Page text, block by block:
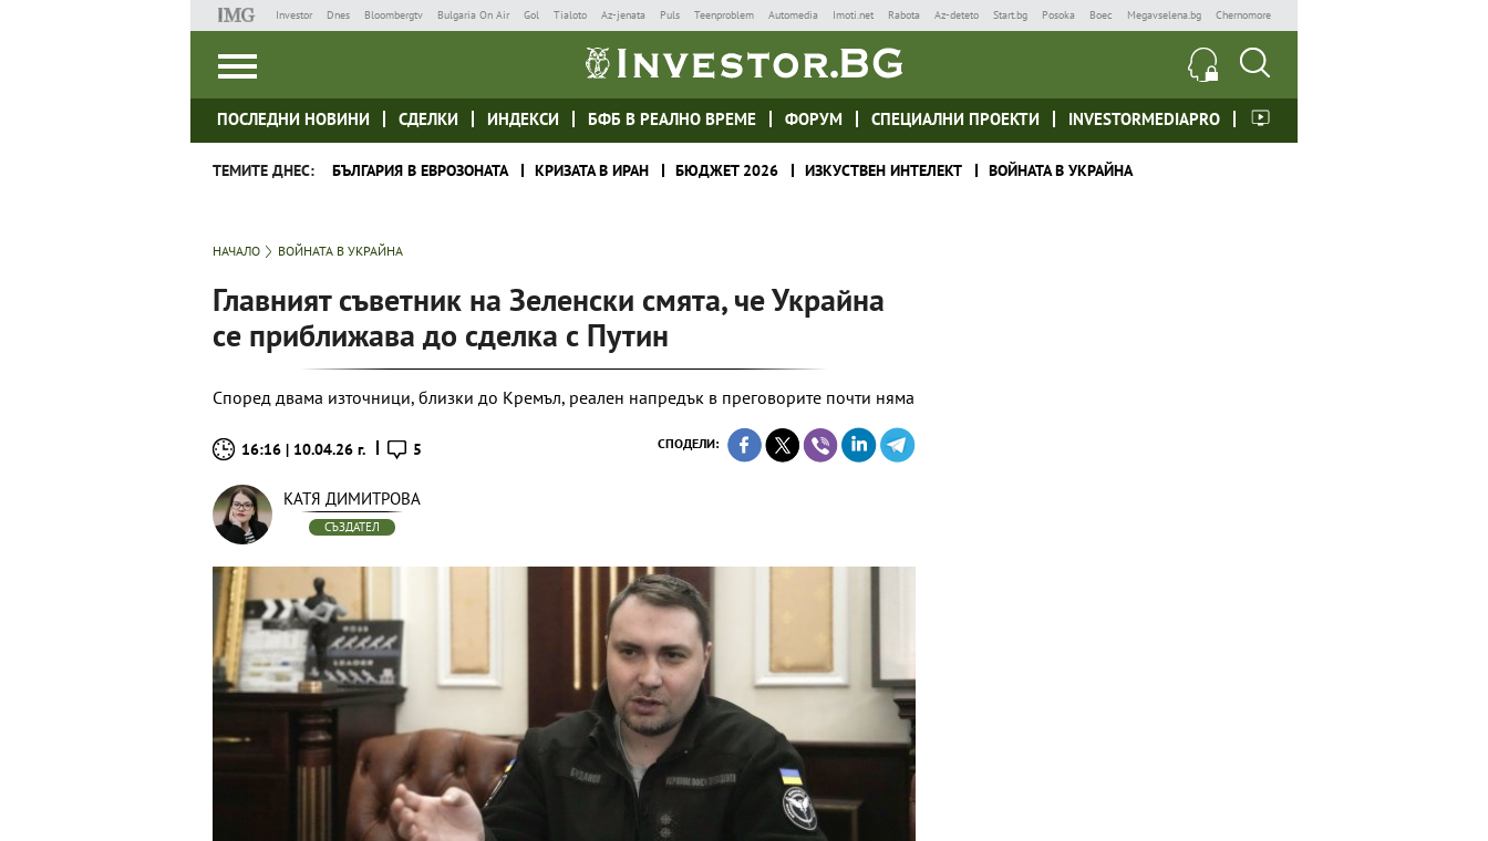
Investor Dnes Bloombergtv Bulgaria On Air Gol Tialoto Az-jenata Puls Teenproblem Automedia Imoti.net Rabota Az-deteto Start.bg Posoka Boec Megavselena.bg Chernomore
ПОСЛЕДНИ НОВИНИ СДЕЛКИ ИНДЕКСИ БФБ В РЕАЛНО ВРЕМЕ ФОРУМ СПЕЦИАЛНИ ПРОЕКТИ INVESTORMEDIAPRO
ТЕМИТЕ ДНЕС: БЪЛГАРИЯ В ЕВРОЗОНАТА КРИЗАТА В ИРАН БЮДЖЕТ 2026 ИЗКУСТВЕН ИНТЕЛЕКТ ВОЙНАТА В УКРАЙНА
НАЧАЛО ВОЙНАТА В УКРАЙНА
Главният съветник на Зеленски смята, че Украйна
се приближава до сделка с Путин
Според двама източници, близки до Кремъл, реален напредък в преговорите почти няма
16:16 | 10.04.26 г. 5 СПОДЕЛИ:
КАТЯ ДИМИТРОВА
СЪЗДАТЕЛ